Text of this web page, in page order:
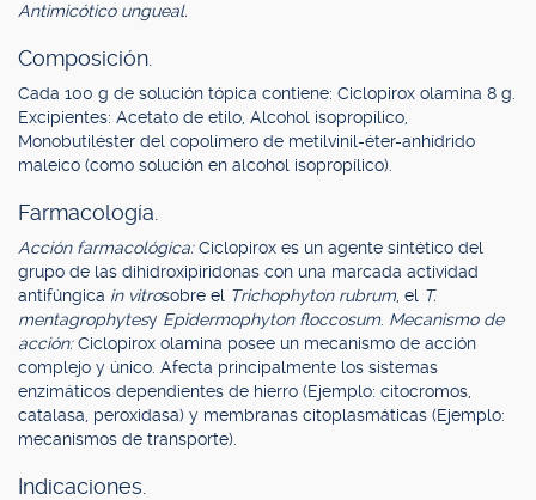
Antimicótico ungueal.
Composición.
Cada 100 g de solución tópica contiene: Ciclopirox olamina 8 g.
Excipientes: Acetato de etilo, Alcohol isopropílico,
Monobutiléster del copolímero de metilvinil-éter-anhídrido
maleico (como solución en alcohol isopropílico).
Farmacología.
Acción farmacológica:Ciclopirox es un agente sintético del
grupo de las dihidroxipiridonas con una marcada actividad
antifúngica in vitrosobre el Trichophyton rubrum, el T.
mentagrophytesy Epidermophyton floccosum. Mecanismo de
acción:Ciclopirox olamina posee un mecanismo de acción
complejo y único. Afecta principalmente los sistemas
enzimáticos dependientes de hierro (Ejemplo: citocromos,
catalasa, peroxidasa) y membranas citoplasmáticas (Ejemplo:
mecanismos de transporte).
Indicaciones.